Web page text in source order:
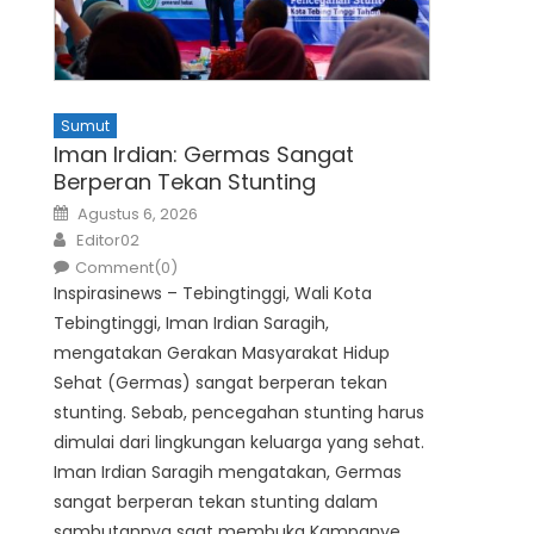
Sumut
Iman Irdian: Germas Sangat
Berperan Tekan Stunting
Posted
on
Agustus 6, 2026
Author
Editor02
Comment(0)
Inspirasinews – Tebingtinggi, Wali Kota
Tebingtinggi, Iman Irdian Saragih,
mengatakan Gerakan Masyarakat Hidup
Sehat (Germas) sangat berperan tekan
stunting. Sebab, pencegahan stunting harus
dimulai dari lingkungan keluarga yang sehat.
Iman Irdian Saragih mengatakan, Germas
sangat berperan tekan stunting dalam